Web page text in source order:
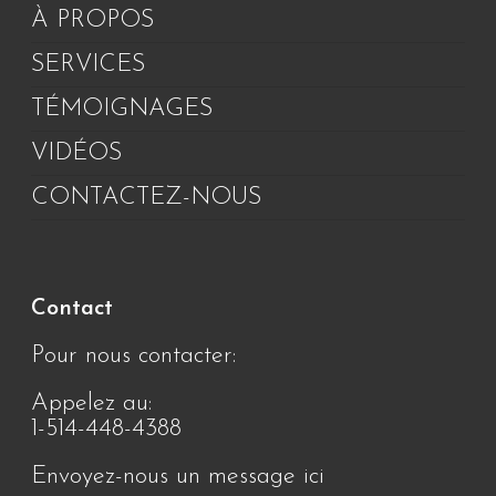
À PROPOS
SERVICES
TÉMOIGNAGES
VIDÉOS
CONTACTEZ-NOUS
Contact
Pour nous contacter:
Appelez au:
1-514-448-4388
Envoyez-nous un message ici